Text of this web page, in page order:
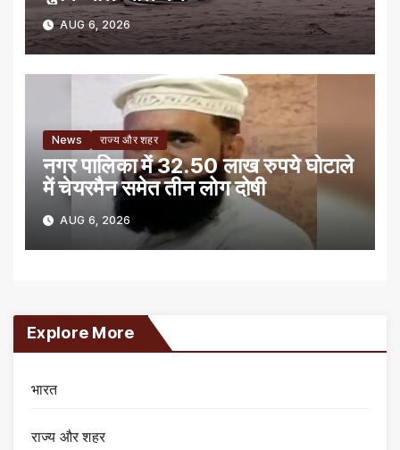
AUG 6, 2026
News राज्य और शहर
नगर पालिका में 32.50 लाख रुपये घोटाले
में चेयरमैन समेत तीन लोग दोषी
AUG 6, 2026
Explore More
भारत
राज्य और शहर